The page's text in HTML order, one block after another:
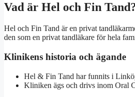
Vad är Hel och Fin
Hel och Fin Tand är en privat
den som en privat tandläkare för hela
Klinikens historia och ägande
Hel & Fin Tand har funnits i
Kliniken ägs och drivs inom Oral